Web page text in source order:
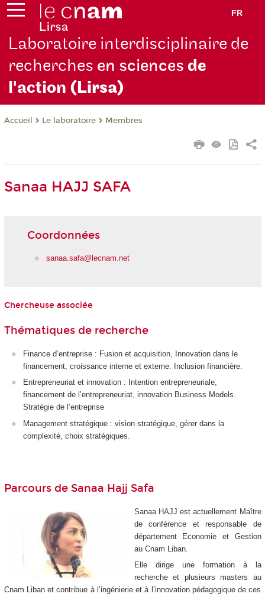
FR
Laboratoire interdisciplinaire de
recherches en sciencesde
l'action (Lirsa)
Accueil Le laboratoire Membres
Sanaa HAJJ SAFA
Coordonnées
sanaa.safa@lecnam.net
Chercheuse associée
Thématiques de recherche
Finance d’entreprise : Fusion et acquisition, Innovation dans le
financement, croissance interne et externe. Inclusion financière.
Entrepreneuriat et innovation : Intention entrepreneuriale,
financement de l’entrepreneuriat, innovation Business Models.
Stratégie de l’entreprise
Management stratégique : vision stratégique, gérer dans la
complexité, choix stratégiques.
Parcours de Sanaa Hajj Safa
Sanaa HAJJ est actuellement Maître
de conférence et responsable de
département Economie et Gestion
au Cnam Liban.
Elle dirige une formation à la
recherche et plusieurs masters au
Cnam Liban et contribue à l’ingénierie et à l’innovation pédagogique de ces